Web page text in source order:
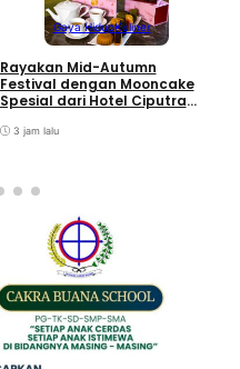
Gaya HidupKuliner
Rayakan Mid-Autumn
Festival dengan Mooncake
Spesial dari Hotel Ciputra
3 jam lalu